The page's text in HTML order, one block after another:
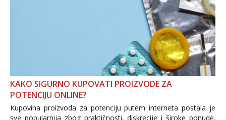
KAKO SIGURNO KUPOVATI PROIZVODE ZA
POTENCIJU ONLINE?
Kupovina proizvoda za potenciju putem interneta postala je
sve popularnija zbog praktičnosti, diskrecije i široke ponude.